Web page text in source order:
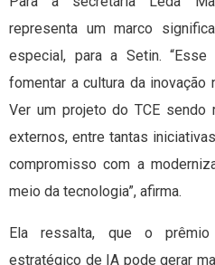
representa um marco
especial, para a Setin.
fomentar a cultura da inovação
Ver um projeto do TCE sendo
externos, entre tantas
compromisso com a
meio da tecnologia”, afirma.
Ela ressalta, que o
estratégico de IA pode gerar